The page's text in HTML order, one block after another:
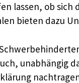
lassen, ob
bieten dazu
unabhängig